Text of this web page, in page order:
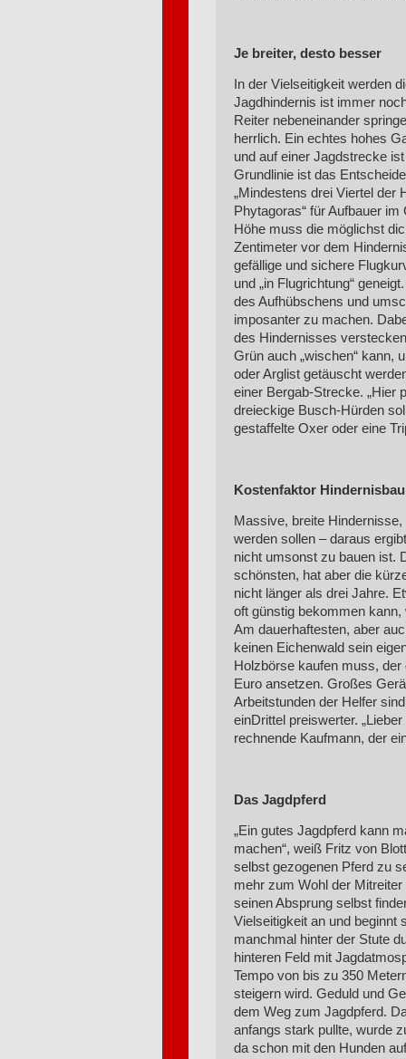
Je breiter, desto besser
In der Vielseitigkeit werden
Jagdhindernis ist immer
Reiter nebeneinander
herrlich. Ein echtes hohes
und auf einer Jagdstrecke
Grundlinie ist das
„Mindestens drei Viertel der
Phytagoras“ für Aufbauer
Höhe muss die möglichst
Zentimeter vor dem
gefällige und sichere
und „in Flugrichtung“
des Aufhübschens und
imposanter zu machen.
des Hindernisses
Grün auch „wischen“ kann,
oder Arglist getäuscht
einer Bergab-Strecke. „Hier
dreieckige Busch-Hürden
gestaffelte Oxer oder eine
Kostenfaktor
Massive, breite
werden sollen – daraus
nicht umsonst zu bauen ist.
schönsten, hat aber die
nicht länger als drei Jahre.
oft günstig bekommen
Am dauerhaftesten, aber
keinen Eichenwald sein
Holzbörse kaufen muss, der
Euro ansetzen. Großes
Arbeitstunden der Helfer
einDrittel preiswerter.
rechnende Kaufmann, der
Das Jagdpferd
„Ein gutes Jagdpferd kann
machen“, weiß Fritz von
selbst gezogenen Pferd zu
mehr zum Wohl der
seinen Absprung selbst
Vielseitigkeit an und beginnt
manchmal hinter der Stute
hinteren Feld mit
Tempo von bis zu 350
steigern wird. Geduld und
dem Weg zum Jagdpferd.
anfangs stark pullte, wurde
da schon mit den Hunden